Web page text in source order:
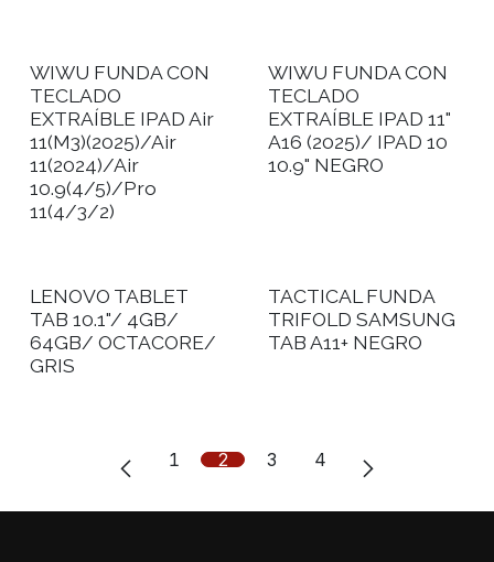
WIWU FUNDA CON
TECLADO
EXTRAÍBLE IPAD Air
11(M3)(2025)/Air
11(2024)/Air
10.9(4/5)/Pro
11(4/3/2)
WIWU FUNDA CON
TECLADO
EXTRAÍBLE IPAD 11"
A16 (2025)/ IPAD 10
10.9" NEGRO
LENOVO TABLET
TAB 10.1"/ 4GB/
64GB/ OCTACORE/
GRIS
TACTICAL FUNDA
TRIFOLD SAMSUNG
TAB A11+ NEGRO
1 2 3 4